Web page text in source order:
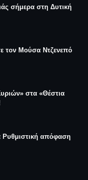
σήμερα στη Δυτική
τον Μούσα Ντζενεπό
στα «Θέστια
Ρυθμιστική απόφαση